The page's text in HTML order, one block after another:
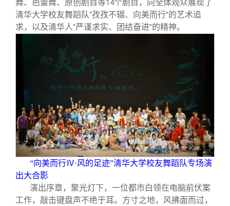
校友讲坛
实用信息
总会章程
舞、芭蕾舞、原创剧目等14个剧目，向全体观众展现了
清华大学校友舞蹈队“孜孜不辍、向美而行”的艺术追
求，以及清华人“严谨求实、团结奋进”的精神。
“向美而行Ⅳ·风的足迹”清华大学校友舞蹈队专场演
出大合影
演出序章，聚光灯下，一位都市白领在电脑前伏案
工作，敲击键盘声不绝于耳。方寸之地，风拂面而过，